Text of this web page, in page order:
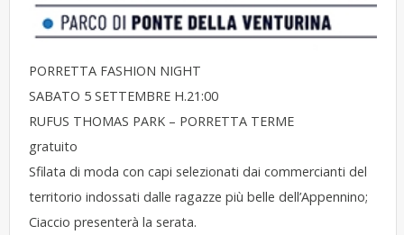
PORRETTA FASHION NIGHT
SABATO 5 SETTEMBRE H.21:00
RUFUS THOMAS PARK – PORRETTA TERME
gratuito
Sfilata di moda con capi selezionati dai commercianti del
territorio indossati dalle ragazze più belle dell’Appennino;
Ciaccio presenterà la serata.